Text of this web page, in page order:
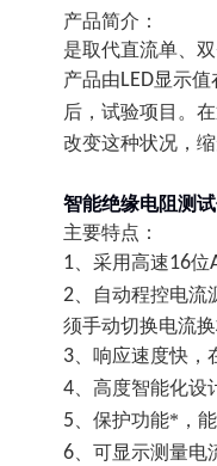
产品简介：
是取代直流单、
产品由LED显示
后，试验项目。
改变这种状况，
智能绝缘电阻测
主要特点：
1 、采用高速16位
2 、自动程控电
须手动切换电流
3 、响应速度快
4 、高度智能化
5 、保护功能*，
6 、可显示测量